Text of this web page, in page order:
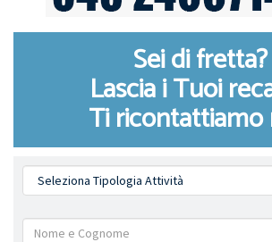
Sei di fretta?
Lascia i Tuoi
Ti ricontattiamo